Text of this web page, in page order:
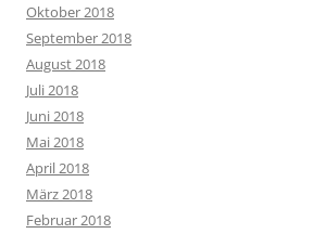
Oktober 2018
September 2018
August 2018
Juli 2018
Juni 2018
Mai 2018
April 2018
März 2018
Februar 2018